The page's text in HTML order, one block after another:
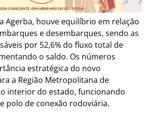
Agerba, houve equilíbrio em relação
e desembarques, sendo as
por 52,6% do fluxo total de
o saldo. Os números
estratégica do novo
a Região Metropolitana de
interior do estado, funcionando
polo de conexão rodoviária.